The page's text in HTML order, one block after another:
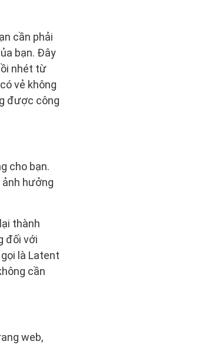
cần phải
bạn. Đây
nhét từ
vẻ không
được công
cho bạn.
hưởng
thành
đối với
là Latent
cần
web,